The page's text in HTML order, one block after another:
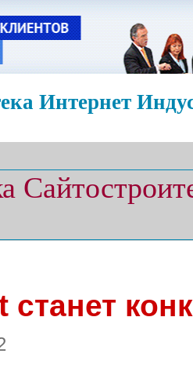
Интернет
станет